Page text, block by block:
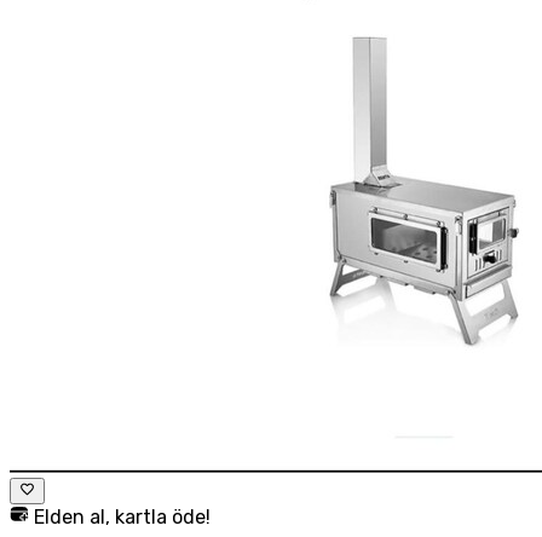
Elden al, kartla öde!